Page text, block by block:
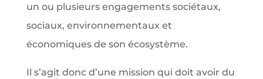
un ou plusieurs engagements sociétaux,
sociaux, environnementaux et
économiques de son écosystème.
Il s’agit donc d’une mission qui doit avoir du